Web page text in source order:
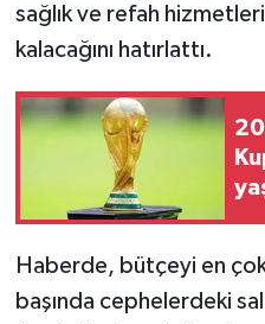
sağlık ve refah
kalacağını hatırlattı.
Haberde, bütçeyi en
başında cephelerdeki